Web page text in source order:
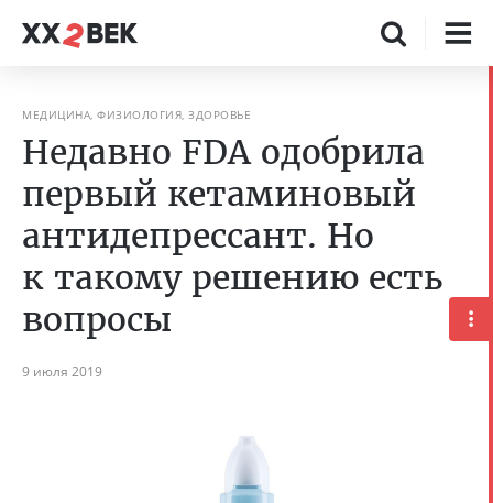
МЕДИЦИНА, ФИЗИОЛОГИЯ, ЗДОРОВЬЕ
Недавно FDA одобрила
первый кетаминовый
антидепрессант. Но
к такому решению есть
вопросы
9 июля 2019